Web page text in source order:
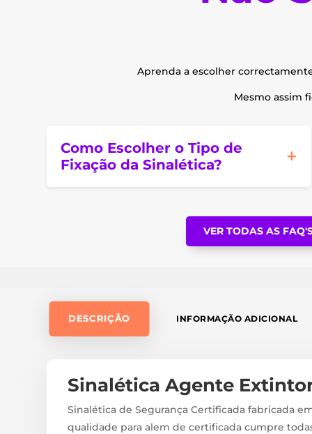
Aprenda a escolher
Mesmo assim
Como Escolher o Tipo de
Fixação da Sinalética?
VER TODAS AS
DESCRIÇÃO INFORMAÇÃO ADICIONAL
Sinalética Agente Extintor
Sinalética de Segurança Certificada fabricada
qualidade para alem de certificada cumpre